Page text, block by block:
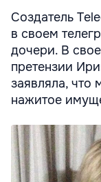
Создатель
в своем
дочери. В
претензии
заявляла, что
нажитое